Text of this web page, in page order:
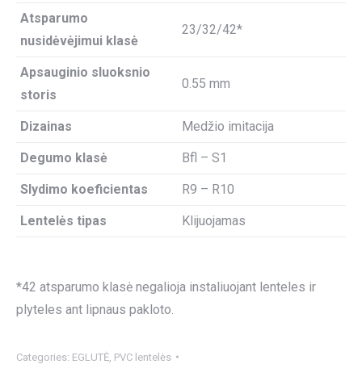
Atsparumo
nusidėvėjimui klasė
23/32/42*
Apsauginio sluoksnio
storis
0.55 mm
Dizainas Medžio imitacija
Degumo klasė Bfl – S1
Slydimo koeficientas R9 – R10
Lentelės tipas Klijuojamas
*42 atsparumo klasė negalioja instaliuojant lenteles ir
plyteles ant lipnaus pakloto.
Categories: EGLUTĖ PVC lentelės